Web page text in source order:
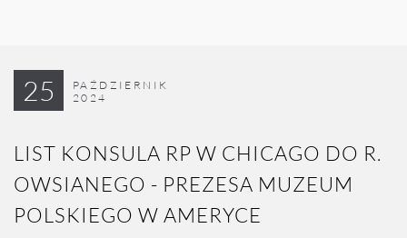
25
PAŹDZIERNIK
2024
LIST KONSULA RP W CHICAGO DO R.
OWSIANEGO - PREZESA MUZEUM
POLSKIEGO W AMERYCE